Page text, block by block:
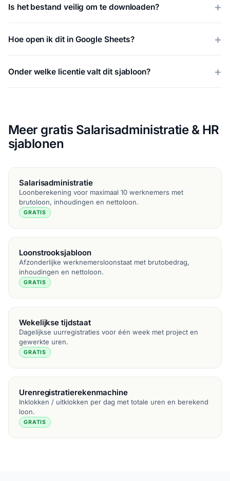
Is het bestand veilig om te downloaden?
Hoe open ik dit in Google Sheets?
Onder welke licentie valt dit sjabloon?
Meer gratis Salarisadministratie & HR
sjablonen
Salarisadministratie
Loonberekening voor maximaal 10 werknemers met
brutoloon, inhoudingen en nettoloon.
GRATIS
Loonstrooksjabloon
Afzonderlijke werknemersloonstaat met brutobedrag,
inhoudingen en nettoloon.
GRATIS
Wekelijkse tijdstaat
Dagelijkse uurregistraties voor één week met project en
gewerkte uren.
GRATIS
Urenregistratierekenmachine
Inklokken / uitklokken per dag met totale uren en berekend
loon.
GRATIS